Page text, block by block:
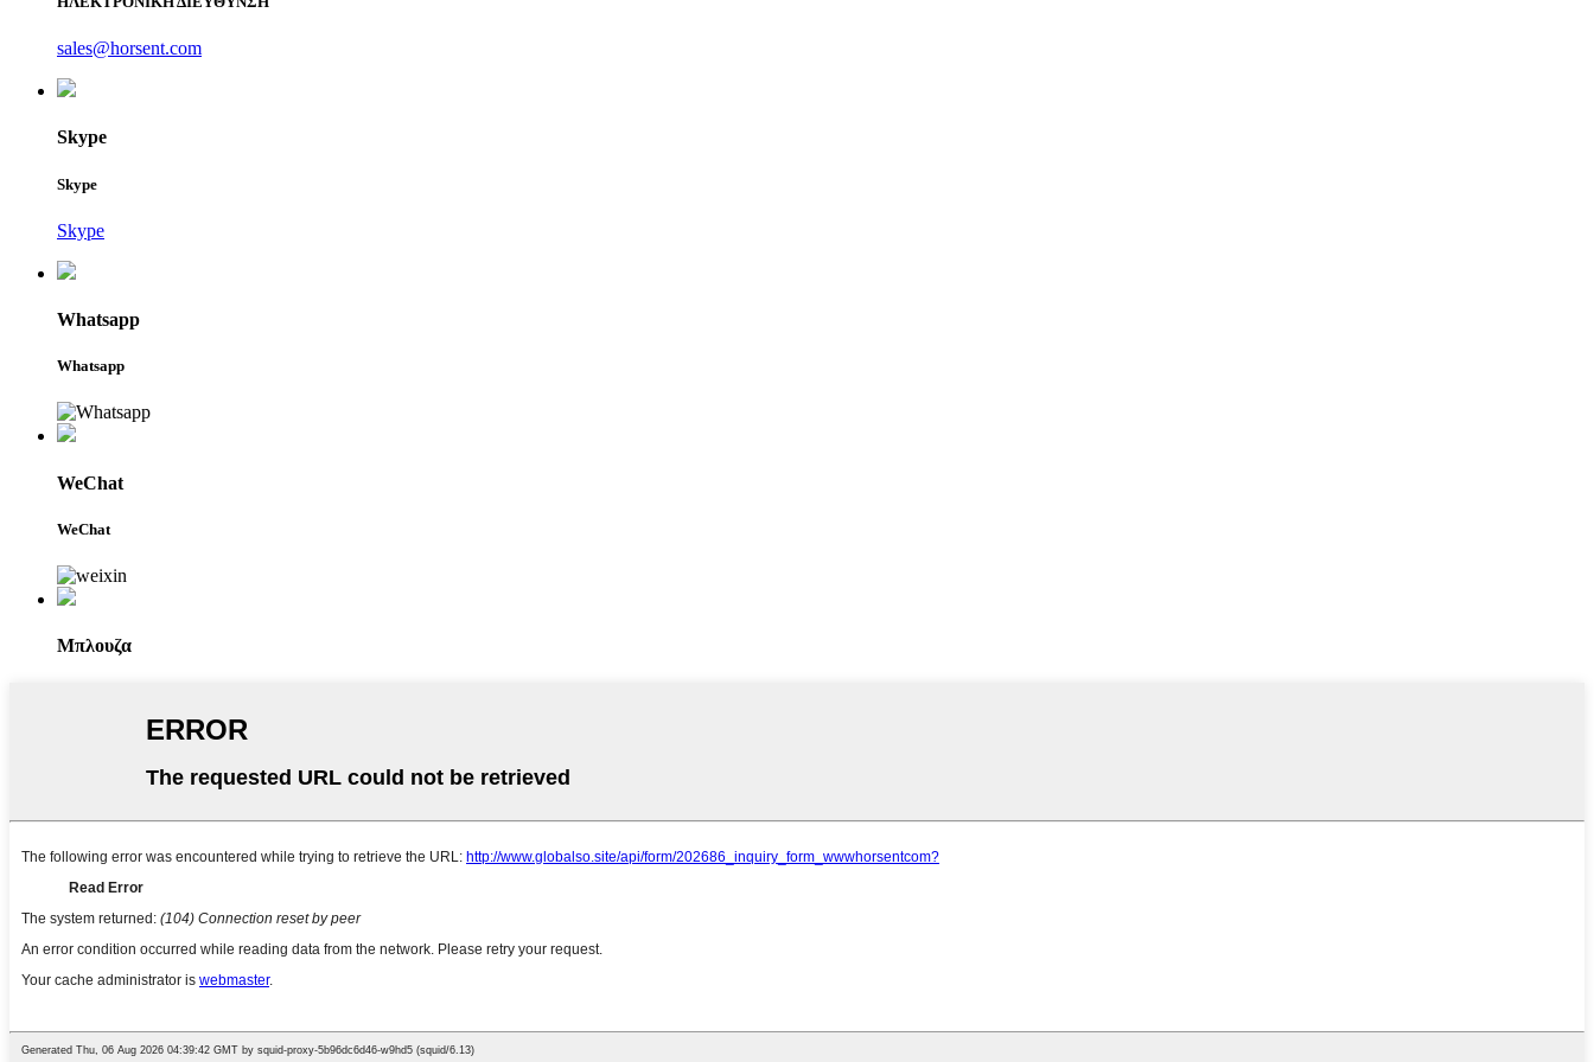
sales@horsent.com
Skype
Skype
Skype
Whatsapp
Whatsapp
WeChat
WeChat
Μπλουζα